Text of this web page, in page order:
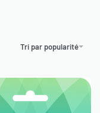
Tri par popularité